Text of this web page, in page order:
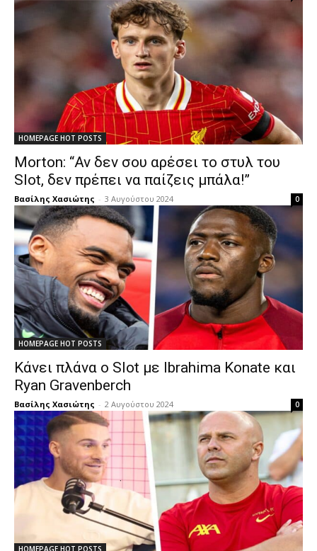
HOMEPAGE HOT POSTS
Morton: “Αν δεν σου αρέσει το στυλ του
Slot, δεν πρέπει να παίζεις μπάλα!”
Βασίλης Χασιώτης - 3 Αυγούστου 2024 0
HOMEPAGE HOT POSTS
Κάνει πλάνα ο Slot με Ibrahima Konate και
Ryan Gravenberch
Βασίλης Χασιώτης - 2 Αυγούστου 2024 0
HOMEPAGE HOT POSTS